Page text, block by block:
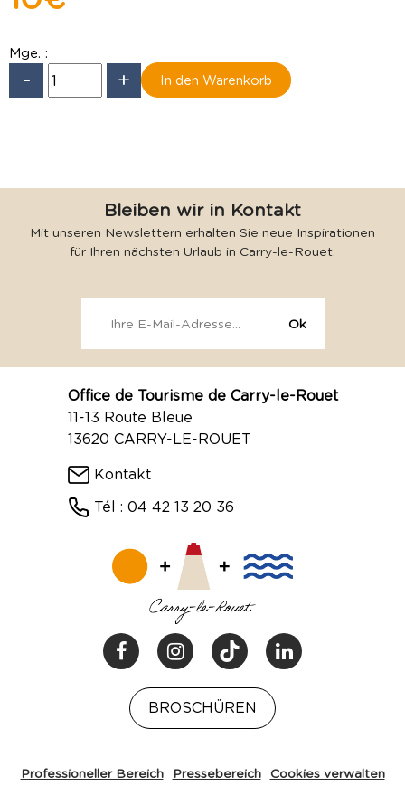
Mge. :
- +
Bleiben wir in Kontakt
Mit unseren Newslettern erhalten Sie neue Inspirationen
für Ihren nächsten Urlaub in Carry-le-Rouet.
Office de Tourisme de Carry-le-Rouet
11-13 Route Bleue
13620 CARRY-LE-ROUET
Kontakt
Tél : 04 42 13 20 36
BROSCHÜREN
Professioneller Bereich Pressebereich Cookies verwalten